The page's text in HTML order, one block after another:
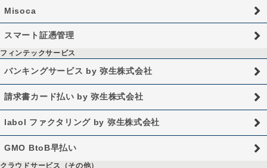
Misoca
スマート証憑管理
フィンテックサービス
バンキングサービス by 弥生株式会社
請求書カード払い by 弥生株式会社
labol ファクタリング by 弥生株式会社
GMO BtoB早払い
クラウドサービス（その他）